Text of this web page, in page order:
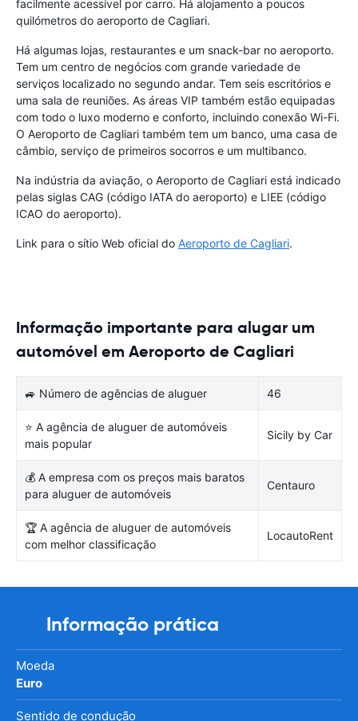
facilmente acessível por carro. Há alojamento a poucos
quilómetros do aeroporto de Cagliari.
Há algumas lojas, restaurantes e um snack-bar no aeroporto.
Tem um centro de negócios com grande variedade de
serviços localizado no segundo andar. Tem seis escritórios e
uma sala de reuniões. As áreas VIP também estão equipadas
com todo o luxo moderno e conforto, incluindo conexão Wi-Fi.
O Aeroporto de Cagliari também tem um banco, uma casa de
câmbio, serviço de primeiros socorros e um multibanco.
Na indústria da aviação, o Aeroporto de Cagliari está indicado
pelas siglas CAG (código IATA do aeroporto) e LIEE (código
ICAO do aeroporto).
Link para o sítio Web oficial do Aeroporto de Cagliari.
Informação importante para alugar um
automóvel em Aeroporto de Cagliari
🚙 Número de agências de aluguer 46
⭐ A agência de aluguer de automóveis
mais popular
Sicily by Car
💰 A empresa com os preços mais baratos
para aluguer de automóveis
Centauro
🏆 A agência de aluguer de automóveis
com melhor classificação
LocautoRent
Informação prática
Moeda
Euro
Sentido de condução